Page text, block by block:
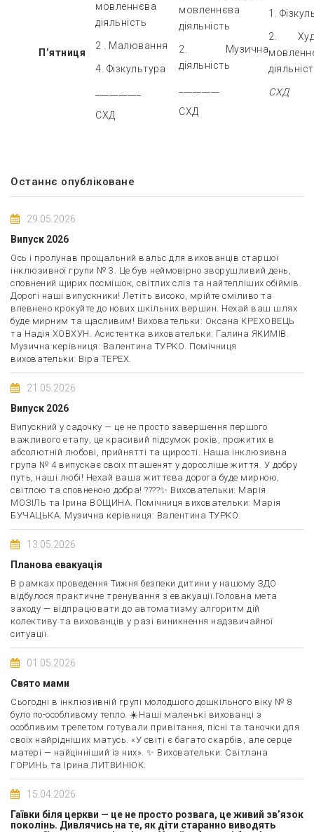
П’ятниця
мовленнєва
діяльність
2 . Малювання
4. Фізкультура
СХД
мовленнєва
діяльність
2. Музична
діяльність
СХД
1.
2.
СХД
Останнє опубліковане
29.05.2026
Випуск 2026
Ось і пролунав прощальний вальс для вихованців старшої
інклюзивної групи № 3. Це був неймовірно зворушливий день,
сповнений щирих посмішок, світлих сліз та найтепліших обіймів.
Дорогі наші випускники! Летіть високо, мрійте сміливо та
впевнено крокуйте до нових шкільних вершин. Нехай ваш шлях
буде мирним та щасливим! Виховательки: Оксана КРЕХОВЕЦЬ
та Надія ХОВХУН. Асистентка виховательки: Галина ЯКИМІВ.
Музична керівниця: Валентина ТУРКО. Помічниця
виховательки: Віра ТЕРЕХ.
21.05.2026
Випуск 2026
Випускний у садочку — це не просто завершення першого
важливого етапу, це красивий підсумок років, прожитих в
абсолютній любові, прийнятті та щирості. Наша інклюзивна
група № 4 випускає своїх пташенят у доросліше життя. У добру
путь, наші любі! Нехай ваша життєва дорога буде мирною,
світлою та сповненою добра! ????✨ Виховательки: Марія
МОЗІЛЬ та Ірина ВОЩИНА. Помічниця виховательки: Марія
БУЧАЦЬКА. Музична керівниця: Валентина ТУРКО.
13.05.2026
Планова евакуація
В рамках проведення Тижня безпеки дитини у нашому ЗДО
відбулося практичне тренування з евакуації. ​Головна мета
заходу — відпрацювати до автоматизму алгоритм дій
колективу та вихованців у разі виникнення надзвичайної
ситуації.
01.05.2026
Свято мами
Сьогодні в інклюзивній групі молодшого дошкільного віку № 8
було по-особливому тепло. ☀️ ​Наші маленькі вихованці з
особливим трепетом готували привітання, пісні та таночки для
своїх найрідніших матусь. «У світі є багато скарбів, але серце
матері — найцінніший із них». ✨ Виховательки: Світлана
ГОРИНЬ та Ірина ЛИТВИНЮК.
15.04.2026
Гаївки біля церкви — це не просто розвага, це живий зв’язок
поколінь. Дивлячись на те, як діти старанно виводять